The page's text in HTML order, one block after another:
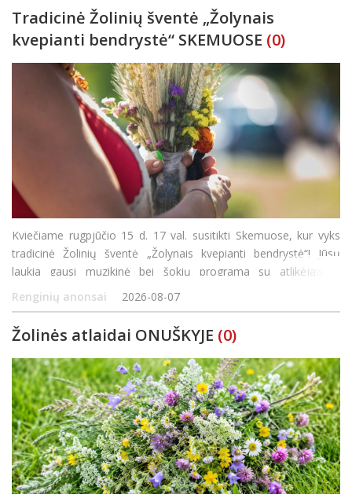
Tradicinė Žolinių šventė „Žolynais
kvepianti bendrystė“ SKEMUOSE (0)
Kviečiame rugpjūčio 15 d. 17 val. susitikti Skemuose, kur vyks
tradicinė Žolinių šventė „Žolynais kvepianti bendrystė“! Jūsų
laukia gausi muzikinė bei šokių programa su atlikėjais iš
Panevėžio rajono bei Rokiškio, bendro žolynų paveikslo kūrimas
ir jaukios va
Renginių anonsai 2026-08-07
Žolinės atlaidai ONUŠKYJE (0)